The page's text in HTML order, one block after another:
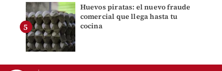
Huevos piratas: el nuevo fraude
comercial que llega hasta tu
cocina